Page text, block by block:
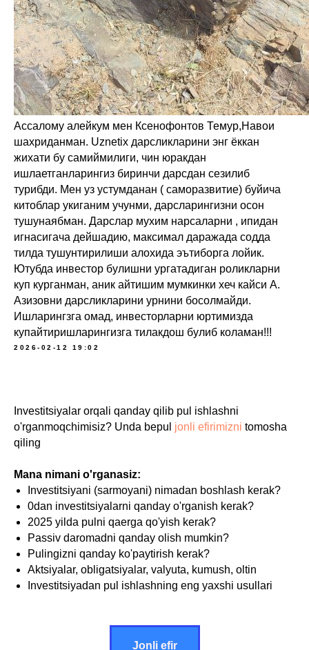
Ассалому алейкум мен Ксенофонтов Темур,Навои
шахриданман. Uznetix дарсликларини энг ёккан
жихати бу самиймилиги, чин юракдан
ишлаетганларингиз биринчи дарсдан сезилиб
турибди. Мен уз устумданан ( саморазвитие) буйича
китоблар укиганим учунми, дарсларингизни осон
тушунаябман. Дарслар мухим нарсаларни , ипидан
игнасигача дейшадию, максимал даражада содда
тилда тушунтирилиши алохида эътиборга лойик.
Ютубда инвестор булишни ургатадиган роликларни
куп курганман, аник айтишим мумкинки хеч кайси А.
Азизовни дарсликларини урнини босолмайди.
Ишларингзга омад, инвесторларни юртимизда
купайтиришларингизга тилакдош булиб коламан!!!
2026-02-12 19:02
Investitsiyalar orqali qanday qilib pul ishlashni
o'rganmoqchimisiz? Unda bepul jonli efirimizni tomosha
qiling
Mana nimani o'rganasiz:
Investitsiyani (sarmoyani) nimadan boshlash kerak?
0dan investitsiyalarni qanday o'rganish kerak?
2025 yilda pulni qaerga qo'yish kerak?
Passiv daromadni qanday olish mumkin?
Pulingizni qanday ko'paytirish kerak?
Aktsiyalar, obligatsiyalar, valyuta, kumush, oltin
Investitsiyadan pul ishlashning eng yaxshi usullari
Jonli efir